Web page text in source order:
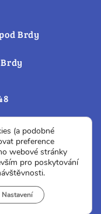
Brdy
(a podobné
preference
webové stránky
pro poskytování
Nastavení